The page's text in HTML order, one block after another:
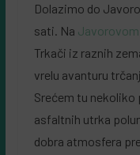
Dolazimo do
sati. Na Javorovom
Trkači iz raznih
vrelu avanturu
Srećem tu
asfaltnih utrka
dobra atmosfera